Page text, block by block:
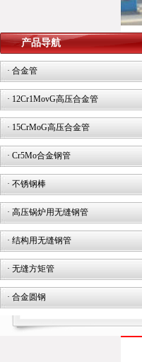
产品导航
· 合金管
· 12Cr1MovG高压合金管
· 15CrMoG高压合金管
· Cr5Mo合金钢管
· 不锈钢棒
· 高压锅炉用无缝钢管
· 结构用无缝钢管
· 无缝方矩管
· 合金圆钢